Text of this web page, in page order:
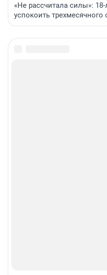
«Не рассчитала силы»:
успокоить трехмесячного